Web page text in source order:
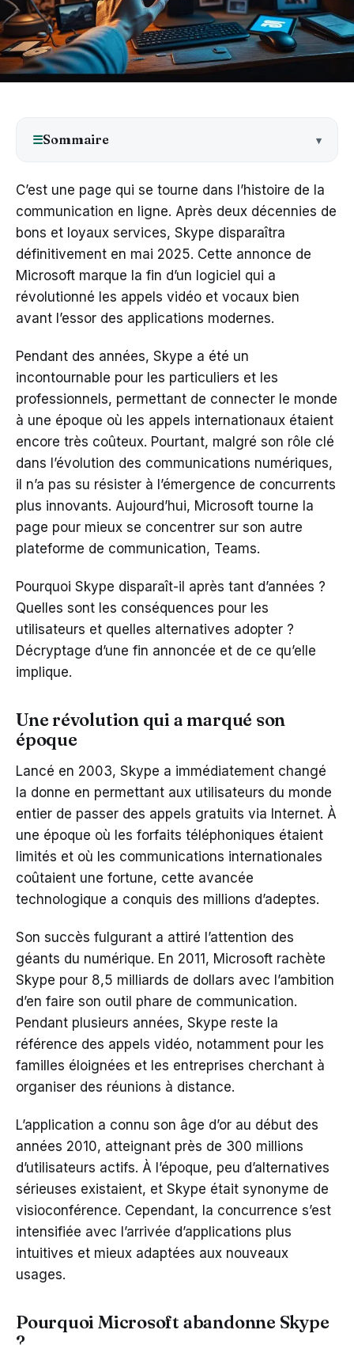
☰Sommaire
C’est une page qui se tourne dans l’histoire de la
communication en ligne. Après deux décennies de
bons et loyaux services, Skype disparaîtra
définitivement en mai 2025. Cette annonce de
Microsoft marque la fin d’un logiciel qui a
révolutionné les appels vidéo et vocaux bien
avant l’essor des applications modernes.
Pendant des années, Skype a été un
incontournable pour les particuliers et les
professionnels, permettant de connecter le monde
à une époque où les appels internationaux étaient
encore très coûteux. Pourtant, malgré son rôle clé
dans l’évolution des communications numériques,
il n’a pas su résister à l’émergence de concurrents
plus innovants. Aujourd’hui, Microsoft tourne la
page pour mieux se concentrer sur son autre
plateforme de communication, Teams.
Pourquoi Skype disparaît-il après tant d’années ?
Quelles sont les conséquences pour les
utilisateurs et quelles alternatives adopter ?
Décryptage d’une fin annoncée et de ce qu’elle
implique.
Une révolution qui a marqué son
époque
Lancé en 2003, Skype a immédiatement changé
la donne en permettant aux utilisateurs du monde
entier de passer des appels gratuits via Internet. À
une époque où les forfaits téléphoniques étaient
limités et où les communications internationales
coûtaient une fortune, cette avancée
technologique a conquis des millions d’adeptes.
Son succès fulgurant a attiré l’attention des
géants du numérique. En 2011, Microsoft rachète
Skype pour 8,5 milliards de dollars avec l’ambition
d’en faire son outil phare de communication.
Pendant plusieurs années, Skype reste la
référence des appels vidéo, notamment pour les
familles éloignées et les entreprises cherchant à
organiser des réunions à distance.
L’application a connu son âge d’or au début des
années 2010, atteignant près de 300 millions
d’utilisateurs actifs. À l’époque, peu d’alternatives
sérieuses existaient, et Skype était synonyme de
visioconférence. Cependant, la concurrence s’est
intensifiée avec l’arrivée d’applications plus
intuitives et mieux adaptées aux nouveaux
usages.
Pourquoi Microsoft abandonne Skype